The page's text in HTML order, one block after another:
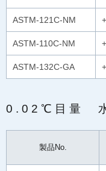
ASTM-121C-NM
ASTM-110C-NM
ASTM-132C-GA
0.02℃目量 水
製品No.